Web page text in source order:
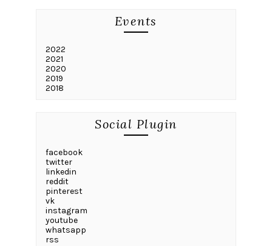
Events
2022
2021
2020
2019
2018
Social Plugin
facebook
twitter
linkedin
reddit
pinterest
vk
instagram
youtube
whatsapp
rss